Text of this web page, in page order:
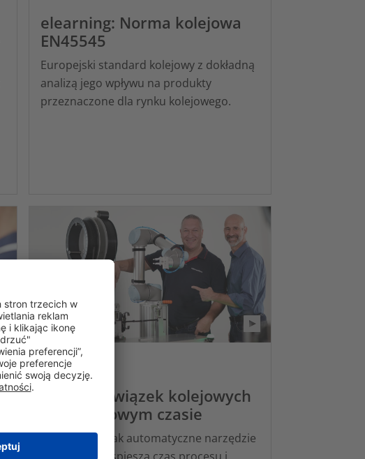
elearning: Norma kolejowa
EN45545
Europejski standard kolejowy z dokładną
analizą jego wpływu na produkty
przeznaczone dla rynku kolejowego.
Wiązanie wiązek kolejowych
w rekordowym czasie
Dowiedz się, jak automatyczne narzędzie